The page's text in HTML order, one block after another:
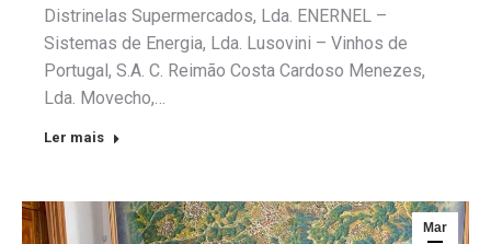
Distrinelas Supermercados, Lda. ENERNEL –
Sistemas de Energia, Lda. Lusovini – Vinhos de
Portugal, S.A. C. Reimão Costa Cardoso Menezes,
Lda. Movecho,…
Ler mais
Mar